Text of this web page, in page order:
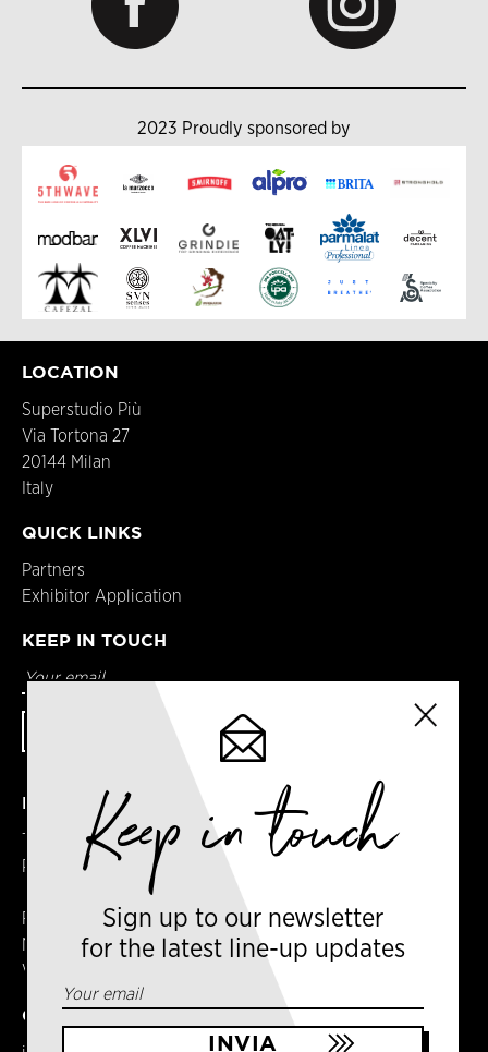
2023 Proudly sponsored by
LOCATION
Superstudio Più
Via Tortona 27
20144 Milan
Italy
QUICK LINKS
Partners
Exhibitor Application
KEEP IN TOUCH
DETAILS
Terms & Conditions
Privacy Policy
Registered in England
No. 14065481
VAT No. GB 414061245
CONTACT US
Keep in touch
Sign up to our newsletter
for the latest line-up updates